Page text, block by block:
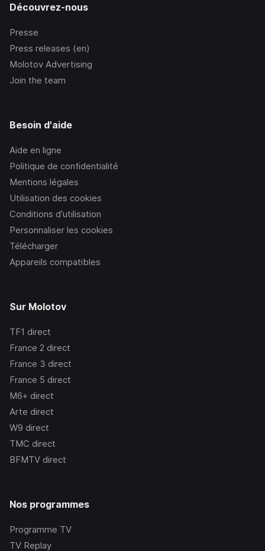
Découvrez-nous
Presse
Press releases (en)
Molotov Advertising
Join the team
Besoin d'aide
Aide en ligne
Politique de confidentialité
Mentions légales
Utilisation des cookies
Conditions d’utilisation
Personnaliser les cookies
Télécharger
Appareils compatibles
Sur Molotov
TF1 direct
France 2 direct
France 3 direct
France 5 direct
M6+ direct
Arte direct
W9 direct
TMC direct
BFMTV direct
Nos programmes
Programme TV
TV Replay